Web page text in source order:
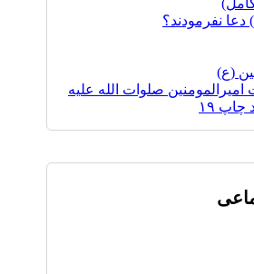
نفرمودند؟
(ع)
صلوات الله علیه